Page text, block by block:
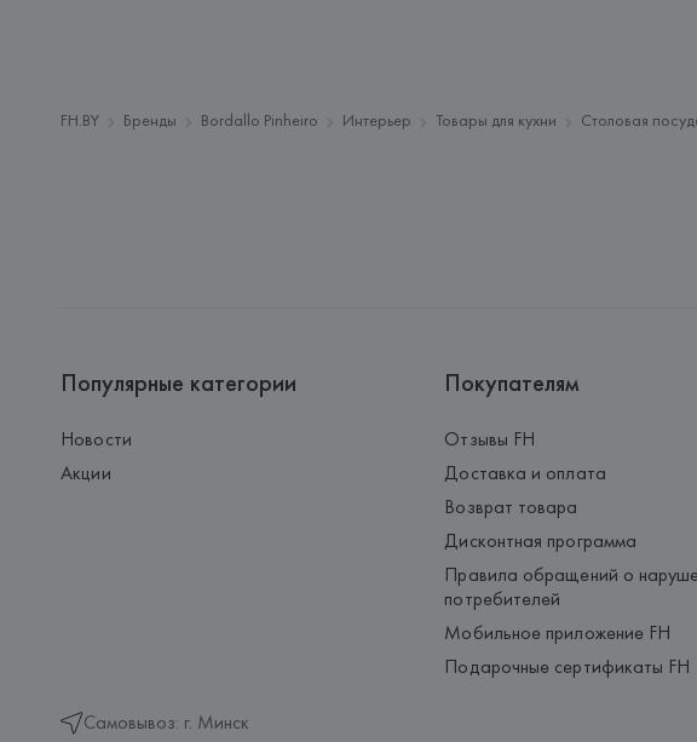
FH.BY Бренды Bordallo Pinheiro Интерьер Товары для кухни Столовая
Популярные категории
Новости
Акции
Самовывоз: г. Минск
Покупателям
Отзывы FH
Доставка и оплата
Возврат товара
Дисконтная программа
Правила обращений о
потребителей
Мобильное приложение FH
Подарочные сертификаты FH